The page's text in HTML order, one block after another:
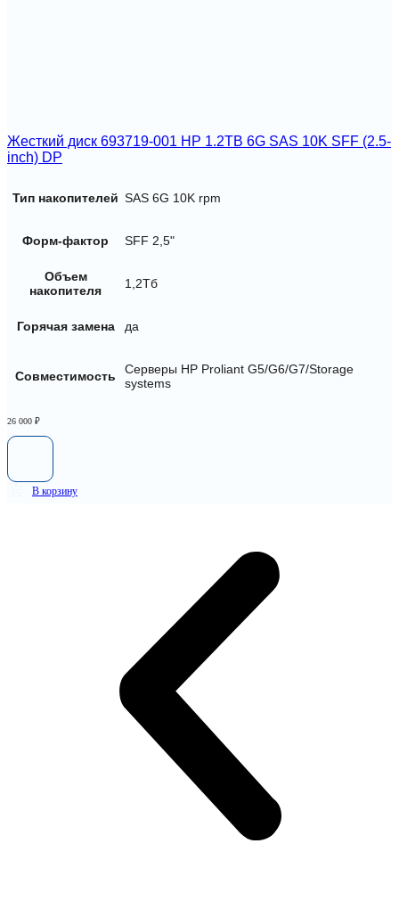
Жесткий диск 693719-001 HP 1.2TB 6G SAS 10K SFF (2.5-
inch) DP
Тип накопителей SAS 6G 10K rpm
Форм-фактор SFF 2,5"
Объем
накопителя
1,2Тб
Горячая замена да
Совместимость
Серверы HP Proliant G5/G6/G7/Storage
systems
26 000 ₽
В корзину